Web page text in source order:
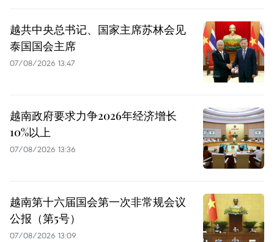
越共中央总书记、国家主席苏林会见
泰国国会主席
07/08/2026 13:47
越南政府要求力争2026年经济增长
10%以上
07/08/2026 13:36
越南第十六届国会第一次非常规会议
公报（第5号）
07/08/2026 13:09